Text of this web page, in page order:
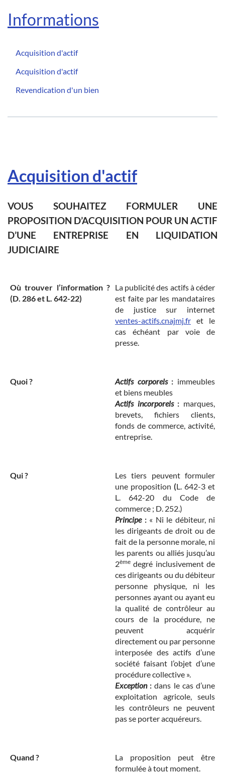
Informations
Acquisition d'actif
Acquisition d'actif
Revendication d'un bien
Acquisition d'actif
VOUS SOUHAITEZ FORMULER UNE
PROPOSITION D’ACQUISITION POUR UN ACTIF
D’UNE ENTREPRISE EN LIQUIDATION
JUDICIAIRE
Où trouver l’information ?
(D. 286 et L. 642-22)
La publicité des actifs à céder
est faite par les mandataires
de justice sur internet
ventes-actifs.cnajmj.fr et le
cas échéant par voie de
presse.
Quoi ? Actifs corporels: immeubles
et biens meubles
Actifs incorporels : marques,
brevets, fichiers clients,
fonds de commerce, activité,
entreprise.
Qui ?
Les tiers peuvent formuler
une proposition (L. 642-3 et
L. 642-20 du Code de
commerce ; D. 252.)
Principe :« Ni le débiteur, ni
les dirigeants de droit ou de
fait de la personne morale, ni
les parents ou alliés jusqu’au
2ème degré inclusivement de
ces dirigeants ou du débiteur
personne physique, ni les
personnes ayant ou ayant eu
la qualité de contrôleur au
cours de la procédure, ne
peuvent acquérir
directement ou par personne
interposée des actifs d’une
société faisant l’objet d’une
procédure collective ».
Exception: dans le cas d’une
exploitation agricole, seuls
les contrôleurs ne peuvent
pas se porter acquéreurs.
Quand ?
La proposition peut être
formulée à tout moment.